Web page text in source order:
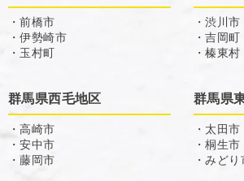
・前橋市
・伊勢崎市
・玉村町
・渋川市
・吉岡町
・榛東村
群馬県西毛地区
・高崎市
・安中市
・藤岡市
群馬県
・太田市
・桐生市
・みどり